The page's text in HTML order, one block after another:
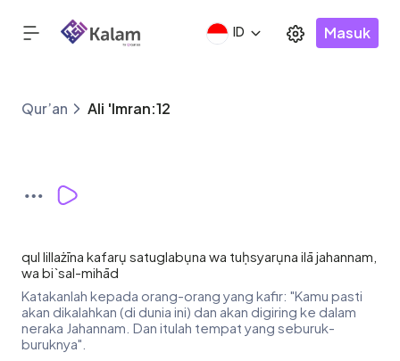
ID Masuk
Qur’an Ali 'Imran:12
qul lillażīna kafarụ satuglabụna wa tuḥsyarụna ilā jahannam,
wa bi`sal-mihād
Katakanlah kepada orang-orang yang kafir: "Kamu pasti
akan dikalahkan (di dunia ini) dan akan digiring ke dalam
neraka Jahannam. Dan itulah tempat yang seburuk-
buruknya".